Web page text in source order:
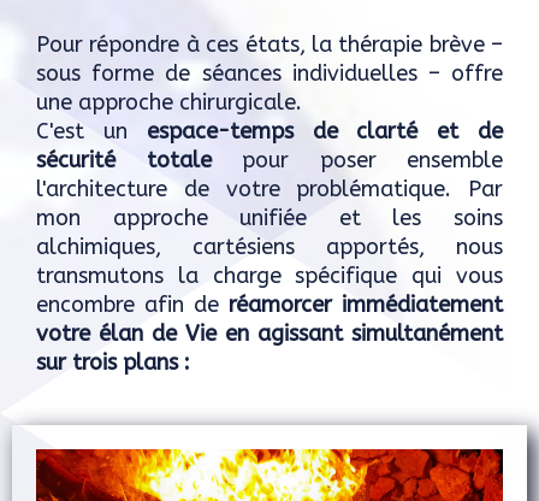
Pour répondre à ces états, la thérapie brève –
sous forme de séances individuelles – offre
une approche chirurgicale.
C'est un espace-temps de clarté et de
sécurité totalepour poser ensemble
l'architecture de votre problématique. Par
mon approche unifiée et les soins
alchimiques, cartésiens apportés, nous
transmutons la charge spécifique qui vous
encombre afin de réamorcer immédiatement
votre élan de Vie en agissant simultanément
sur trois plans :